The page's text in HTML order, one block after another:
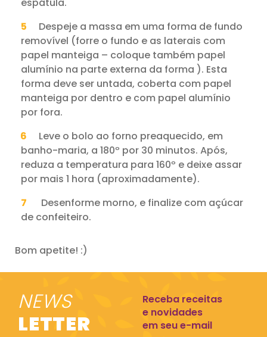
Despeje a massa em uma forma de fundo
removível (forre o fundo e as laterais com
papel manteiga – coloque também papel
alumínio na parte externa da forma ). Esta
forma deve ser untada, coberta com papel
manteiga por dentro e com papel alumínio
por fora.
Leve o bolo ao forno preaquecido, em
banho-maria, a 180º por 30 minutos. Após,
reduza a temperatura para 160º e deixe assar
por mais 1 hora (aproximadamente).
Desenforme morno, e finalize com açúcar
de confeiteiro.
Bom apetite! :)
NEWS
LETTER
Receba receitas
e novidades
em seu e-mail